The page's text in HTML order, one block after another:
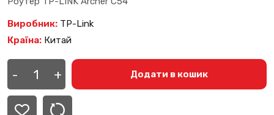
Виробник: TP-Link
Країна: Китай
-
Маршрутизатор
TP-
LINK
Archer
C54
кількість
+ Додати в кошик